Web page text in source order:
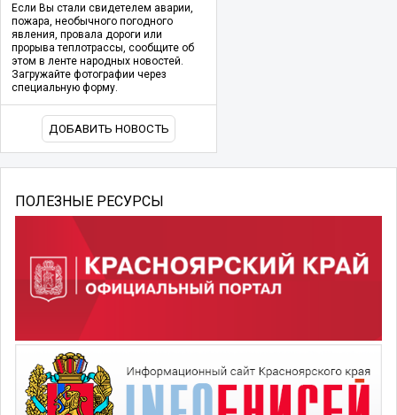
Если Вы стали свидетелем аварии,
пожара, необычного погодного
явления, провала дороги или
прорыва теплотрассы, сообщите об
этом в ленте народных новостей.
Загружайте фотографии через
специальную форму.
ДОБАВИТЬ НОВОСТЬ
ПОЛЕЗНЫЕ РЕСУРСЫ